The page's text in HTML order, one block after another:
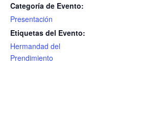
Categoría de Evento:
Presentación
Etiquetas del Evento:
Hermandad del
Prendimiento